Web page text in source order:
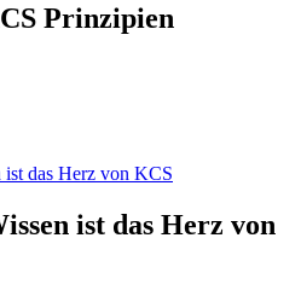
Prinzipien
das Herz von KCS
ist das Herz von